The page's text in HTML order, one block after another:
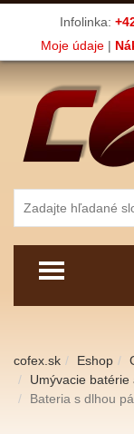
Infolinka:
Moje údaje|
cofex.sk Eshop
Umývacie batérie
Bateria s dlhou